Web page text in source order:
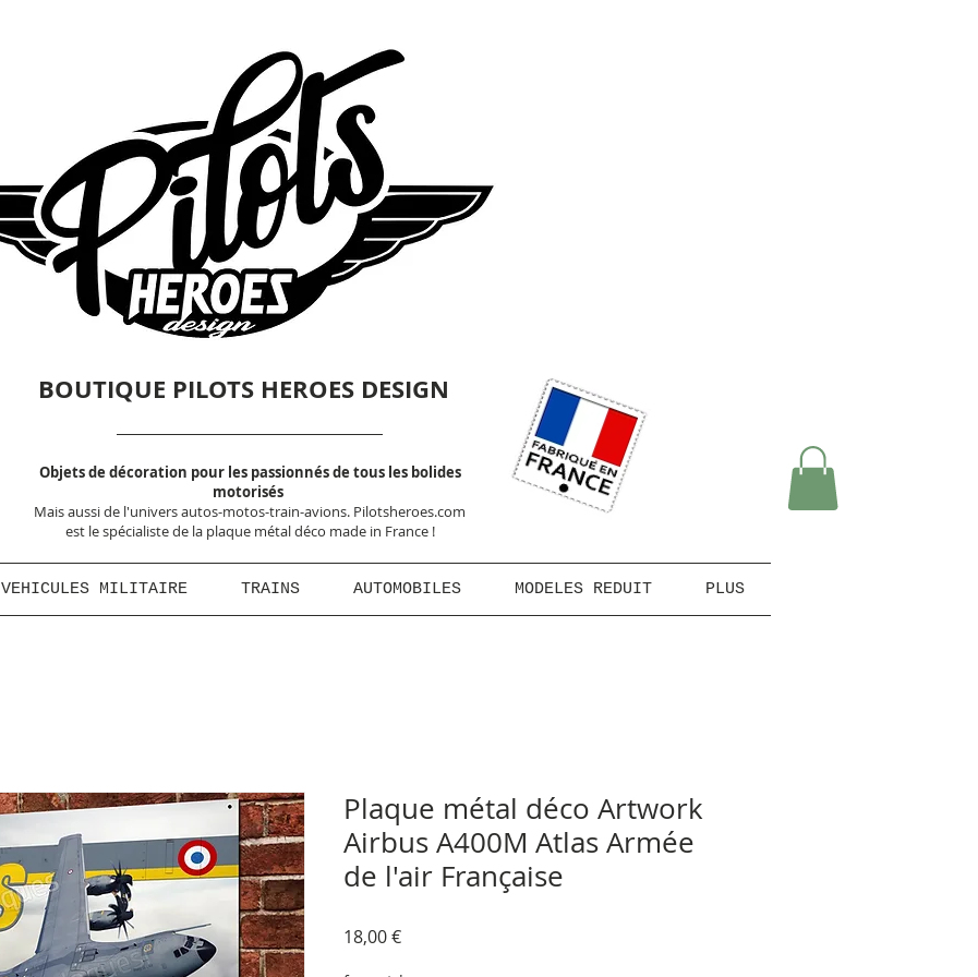
BOUTIQUE PILOTS HEROES DESIGN
Objets de décoration pour les passionnés de tous les bolides
motorisés
Mais aussi de l'univers autos-motos-train-avions. Pilotsheroes.com
est le spécialiste de la plaque métal déco made in France !
VEHICULES MILITAIRE TRAINS AUTOMOBILES MODELES REDUIT PLUS
Plaque métal déco Artwork
Airbus A400M Atlas Armée
de l'air Française
18,00 €Prix